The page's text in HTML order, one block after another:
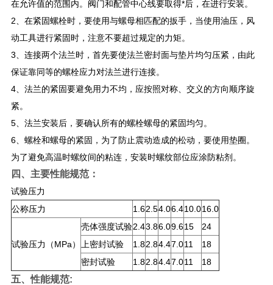
在允许值的范围内。阀门和配管中心线要取得*后，在进行安装。
2、在紧固螺栓时，要使用与螺母相匹配的扳手，当使用油压，风
动工具进行紧固时，注意不要超过规定的力矩。
3、连接两个法兰时，首先要使法兰密封面与垫片均匀压紧，由此
保证靠同等的螺栓应力对法兰进行连接。
4、法兰的紧固要避免用力不均，应按照对称、交义的方向顺序旋
紧。
5、法兰安装后，要确认所有的螺栓螺母的紧固均匀。
6、螺栓和螺母的紧固，为了防止震动造成的松动，要使用垫圈。
为了避免高温时螺纹间的粘连，安装时螺纹部位应涂防粘剂。
四、主要性能规范：
试验压力
公称压力
1.62.54.06.410.016.0
试验压力（MPa）
壳体强度试验2.43.86.09.615
24
上密封试验
1.82.84.47.011
18
密封试验
1.82.84.47.011 18
五、​性能规范: